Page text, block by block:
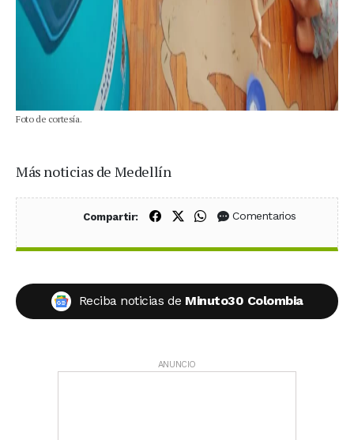
Foto de cortesía.
Más noticias de Medellín
Compartir: Compartir en Facebook
Compartir en X (Twitter)
Compartir en WhatsApp
Comentarios
Reciba noticias de Minuto30 Colombia
ANUNCIO